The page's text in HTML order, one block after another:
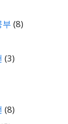
부 (8)
(3)
(8)